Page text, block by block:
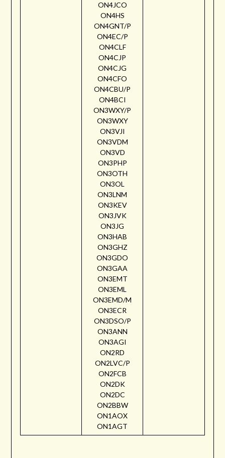
ON4JCO
ON4HS
ON4GNT/P
ON4EC/P
ON4CLF
ON4CJP
ON4CJG
ON4CFO
ON4CBU/P
ON4BCI
ON3WXY/P
ON3WXY
ON3VJI
ON3VDM
ON3VD
ON3PHP
ON3OTH
ON3OL
ON3LNM
ON3KEV
ON3JVK
ON3JG
ON3HAB
ON3GHZ
ON3GDO
ON3GAA
ON3EMT
ON3EML
ON3EMD/M
ON3ECR
ON3DSO/P
ON3ANN
ON3AGI
ON2RD
ON2LVC/P
ON2FCB
ON2DK
ON2DC
ON2BBW
ON1AOX
ON1AGT